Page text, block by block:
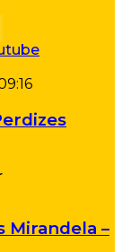
Mirandela –